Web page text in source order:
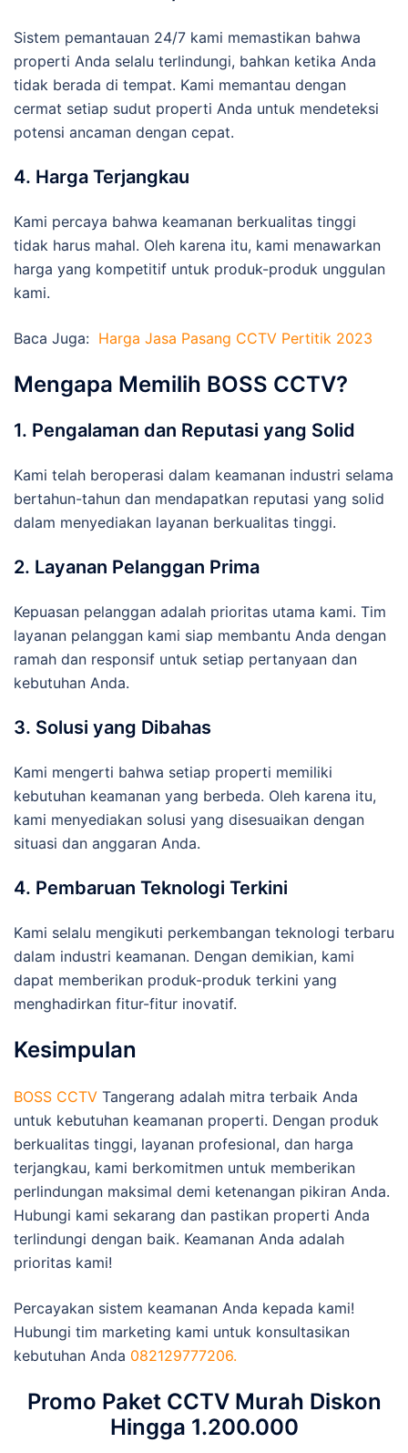
Sistem pemantauan 24/7 kami memastikan bahwa
properti Anda selalu terlindungi, bahkan ketika Anda
tidak berada di tempat. Kami memantau dengan
cermat setiap sudut properti Anda untuk mendeteksi
potensi ancaman dengan cepat.
4. Harga Terjangkau
Kami percaya bahwa keamanan berkualitas tinggi
tidak harus mahal. Oleh karena itu, kami menawarkan
harga yang kompetitif untuk produk-produk unggulan
kami.
Baca Juga: Harga Jasa Pasang CCTV Pertitik 2023
Mengapa Memilih BOSS CCTV?
1. Pengalaman dan Reputasi yang Solid
Kami telah beroperasi dalam keamanan industri selama
bertahun-tahun dan mendapatkan reputasi yang solid
dalam menyediakan layanan berkualitas tinggi.
2. Layanan Pelanggan Prima
Kepuasan pelanggan adalah prioritas utama kami. Tim
layanan pelanggan kami siap membantu Anda dengan
ramah dan responsif untuk setiap pertanyaan dan
kebutuhan Anda.
3. Solusi yang Dibahas
Kami mengerti bahwa setiap properti memiliki
kebutuhan keamanan yang berbeda. Oleh karena itu,
kami menyediakan solusi yang disesuaikan dengan
situasi dan anggaran Anda.
4. Pembaruan Teknologi Terkini
Kami selalu mengikuti perkembangan teknologi terbaru
dalam industri keamanan. Dengan demikian, kami
dapat memberikan produk-produk terkini yang
menghadirkan fitur-fitur inovatif.
Kesimpulan
BOSS CCTV Tangerang adalah mitra terbaik Anda
untuk kebutuhan keamanan properti. Dengan produk
berkualitas tinggi, layanan profesional, dan harga
terjangkau, kami berkomitmen untuk memberikan
perlindungan maksimal demi ketenangan pikiran Anda.
Hubungi kami sekarang dan pastikan properti Anda
terlindungi dengan baik. Keamanan Anda adalah
prioritas kami!
Percayakan sistem keamanan Anda kepada kami!
Hubungi tim marketing kami untuk konsultasikan
kebutuhan Anda 082129777206.
Promo Paket CCTV Murah Diskon
Hingga 1.200.000